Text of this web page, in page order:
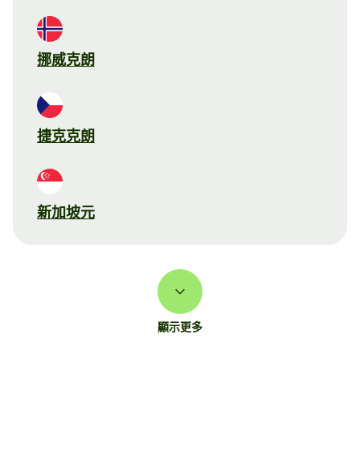
挪威克朗
捷克克朗
新加坡元
顯示更多